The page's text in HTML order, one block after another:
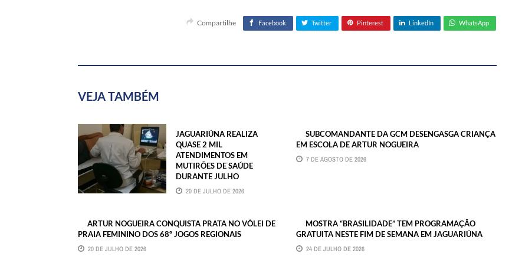
Compartilhe Facebook Twitter Pinterest LinkedIn WhatsApp
VEJA TAMBÉM
JAGUARIÚNA REALIZA
QUASE 2 MIL
ATENDIMENTOS EM
MUTIRÕES DE SAÚDE
DURANTE JULHO
20 DE JULHO DE 2026
SUBCOMANDANTE DA GCM DESENGASGA CRIANÇA
EM ESCOLA DE ARTUR NOGUEIRA
7 DE AGOSTO DE 2026
ARTUR NOGUEIRA CONQUISTA PRATA NO VÔLEI DE
PRAIA FEMININO DOS 68º JOGOS REGIONAIS
20 DE JULHO DE 2026
MOSTRA “BRASILIDADE” TEM PROGRAMAÇÃO
GRATUITA NESTE FIM DE SEMANA EM JAGUARIÚNA
24 DE JULHO DE 2026